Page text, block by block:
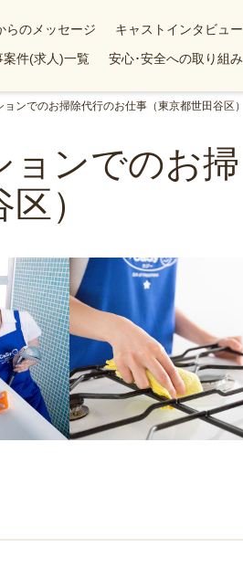
らのメッセージ
キャストインタビュー
案件(求人)一覧 安心･安全への取り組み
ンでのお掃除代行のお仕事（東京都世田谷区）
ョンでのお掃
）